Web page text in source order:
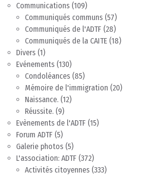
Communications (109)
Communiqués communs (57)
Communiqués de l'ADTF (28)
Communiqués de la CAITE (18)
Divers (1)
Evénements (130)
Condoléances (85)
Mémoire de l'immigration (20)
Naissance. (12)
Réussite. (9)
Evènements de l'ADTF (15)
Forum ADTF (5)
Galerie photos (5)
L'association: ADTF (372)
Activités citoyennes (333)